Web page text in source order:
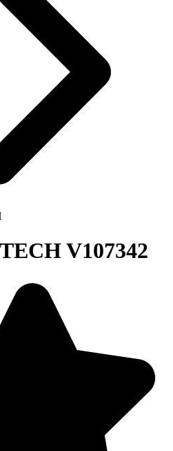
V107342